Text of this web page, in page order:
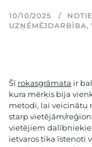
10/10/2025
UZŅĒMĒJDARBĪBA,
Šī rokasgrāmata ir
kura mērķis bija
metodi, lai veicinātu
starp vietējām/
vietējiem
ietvaros tika īstenoti